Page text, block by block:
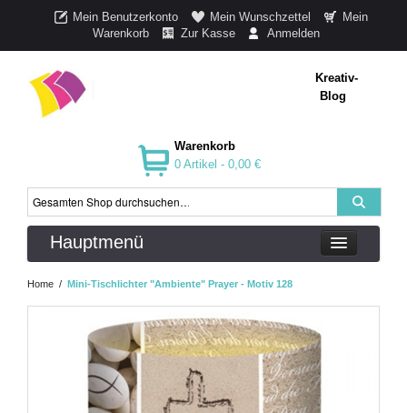
Mein Benutzerkonto Mein Wunschzettel
Mein
Warenkorb
Zur Kasse Anmelden
Kreativ-
Blog
Warenkorb
0 Artikel - 0,00 €
Hauptmenü
Home / Mini-Tischlichter "Ambiente" Prayer - Motiv 128